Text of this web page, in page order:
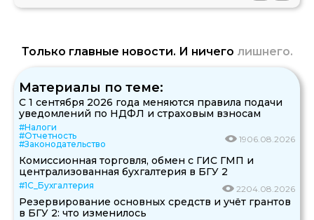
Только главные новости. И ничего лишнего.
Материалы по теме:
С 1 сентября 2026 года меняются правила подачи
уведомлений по НДФЛ и страховым взносам
#Налоги
#Отчетность
#Законодательство
1906.08.2026
Комиссионная торговля, обмен с ГИС ГМП и
централизованная бухгалтерия в БГУ 2
#1С_Бухгалтерия 2204.08.2026
Резервирование основных средств и учёт грантов
в БГУ 2: что изменилось